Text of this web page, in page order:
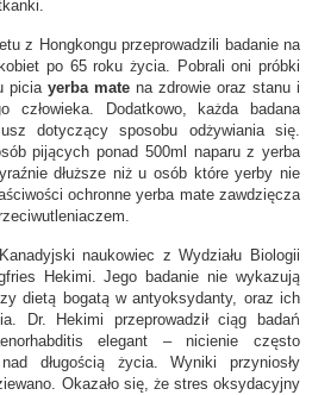
z Hongkongu przeprowadzili badanie na
po 65 roku życia. Pobrali oni próbki
picia yerba mate na zdrowie oraz stanu i
człowieka. Dodatkowo, każda badana
dotyczący sposobu odżywiania się.
pijących ponad 500ml naparu z yerba
dłuższe niż u osób które yerby nie
ochronne yerba mate zawdzięcza
naukowiec z Wydziału Biologii
Hekimi. Jego badanie nie wykazują
dietą bogatą w antyoksydanty, oraz ich
Dr. Hekimi przeprowadził ciąg badań
elegant – nicienie często
długością życia. Wyniki przyniosły
Okazało się, że stres oksydacyjny